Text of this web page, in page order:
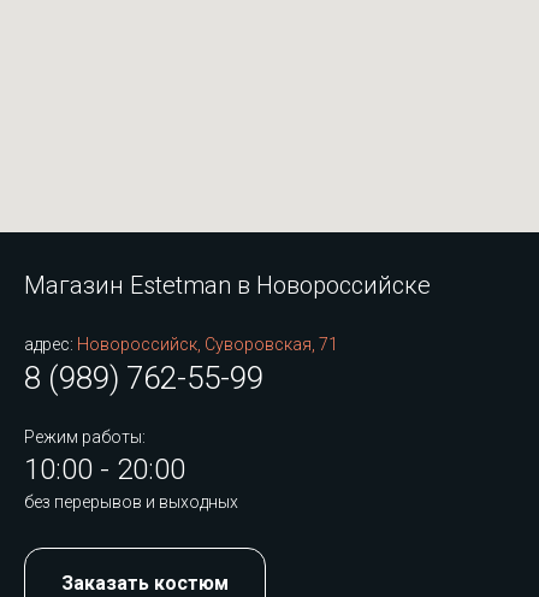
Магазин Estetman в Новороссийске
адрес: Новороссийск, Суворовская, 71
8 (989) 762-55-99
Режим работы:
10:00 - 20:00
без перерывов и выходных
Заказать костюм